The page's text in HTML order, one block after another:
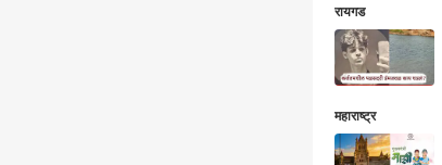
रायगड
महाराष्ट्र